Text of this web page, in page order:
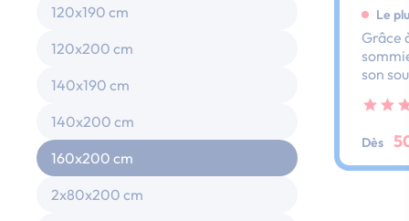
120x190 cm
120x200 cm
140x190 cm
140x200 cm
160x200 cm
2x80x200 cm
Le
Grâce
son
dos
ses
au
Dès